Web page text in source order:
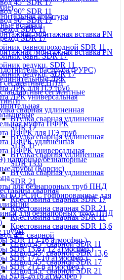
арматура
вставки
/монтажная вставка PN
/монтажная вставка PN
раструба (РУРС)
ДРК
ДРК для ПЭ труб
ДРК универсальная
муфта ПФРК
ПФРК для ПЭ труб
ПФРК удлинённая
ПФРК универсальная
безнапорные
трубы (Корсис)
для безнапорных труб ПНД
КОРСИС гофрированные для
для безнапорных труб ПНД
трубы
SDR 11 ( 16 атмосфер )
SDR 13,6 ( 12 атмосфер )
SDR 17 ( 10 атмосфер )
SDR 21 ( 8 атмосфер )
SDR 26 (6 атмосфер )
45° SDR 17
90° SDR 11
90° SDR 17
SDR 11
SDR 17
равнопроходной SDR 11
равн. SDR 17
редукц. SDR 11
редукц. SDR 17
сегментные ПНД
сегментные
сварная удлиненная
Втулка сварная удлиненная
SDR 17
Втулка сварная удлиненная
SDR 11
Втулка сварная удлиненная
SDR 13,6
Втулка сварная удлиненная
SDR 21
сварная
Крестовина сварная SDR 17
Крестовина сварная SDR 21
Крестовина сварная SDR 11
Крестовина сварная SDR 13,6
45° сварной
Отвод 45° сварной SDR 11
Отвод 45° сварной SDR 13,6
Отвод 45° сварной SDR 17
Отвод 45° сварной SDR 21